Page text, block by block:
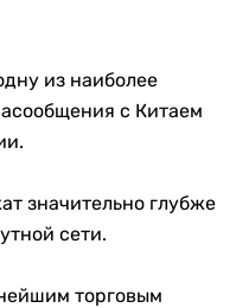
из наиболее
с Китаем
значительно глубже
сети.
торговым